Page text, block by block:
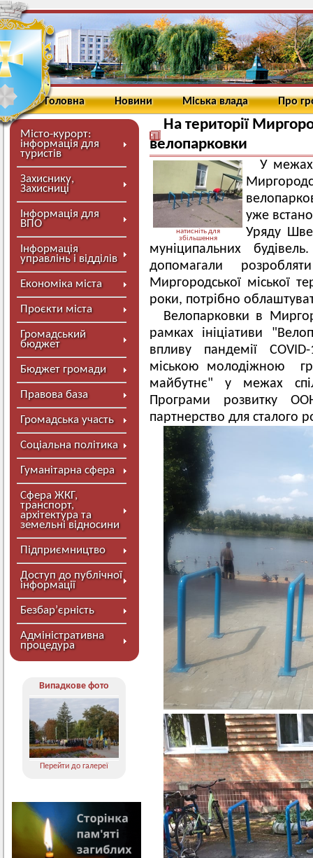
Головна Новини Міська влада Про
Місто-курорт:
інформація для
туристів
Захиснику,
Захисниці
Інформація для
ВПО
Інформація
управлінь і відділів
Економіка міста
Проєкти міста
Громадський
бюджет
Бюджет громади
Правова база
Громадська участь
Соціальна політика
Гуманітарна сфера
Сфера ЖКГ,
транспорт,
архітектура та
земельні відносини
Підприємництво
Доступ до публічної
інформації
Безбар’єрність
Адміністративна
процедура
Випадкове фото
Перейти до галереї
На території
велопарковки
натисніть для
збільшення
У межах
уже
Уряду
муніципальних
допомагали
Миргородської міської
роки, потрібно
Велопарковки в
рамках ініціативи
впливу пандемії
міською молодіжною
майбутнє" у межах
Програми розвитку
партнерство для сталого